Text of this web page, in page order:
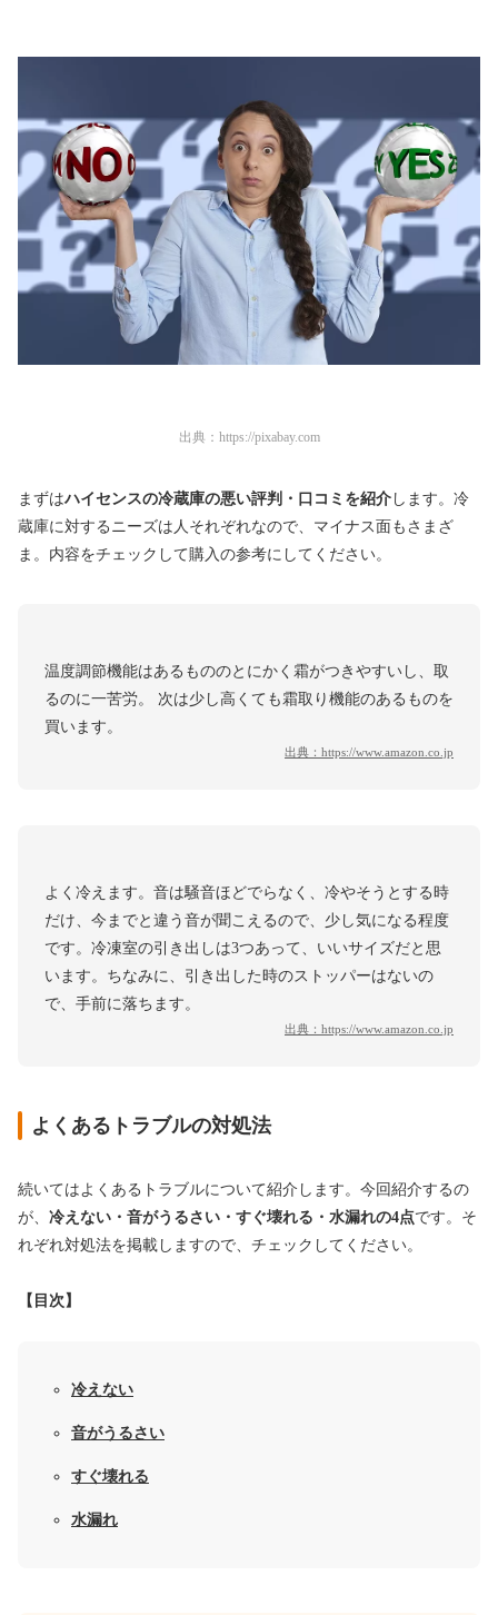
出典： https://pixabay.com
まずはハイセンスの冷蔵庫の悪い評判・口コミを紹介 します。冷
蔵庫に対するニーズは人それぞれなので、マイナス面もさまざ
ま。内容をチェックして購入の参考にしてください。
温度調節機能はあるもののとにかく霜がつきやすいし、取
るのに一苦労。 次は少し高くても霜取り機能のあるものを
買います。
出典： https://www.amazon.co.jp
よく冷えます。音は騒音ほどでらなく、冷やそうとする時
だけ、今までと違う音が聞こえるので、少し気になる程度
です。冷凍室の引き出しは3つあって、いいサイズだと思
います。ちなみに、引き出した時のストッパーはないの
で、手前に落ちます。
出典： https://www.amazon.co.jp
よくあるトラブルの対処法
続いてはよくあるトラブルについて紹介します。今回紹介するの
が、 冷えない・音がうるさい・すぐ壊れる・水漏れの4点です。そ
れぞれ対処法を掲載しますので、チェックしてください。
【目次】
冷えない
音がうるさい
すぐ壊れる
水漏れ